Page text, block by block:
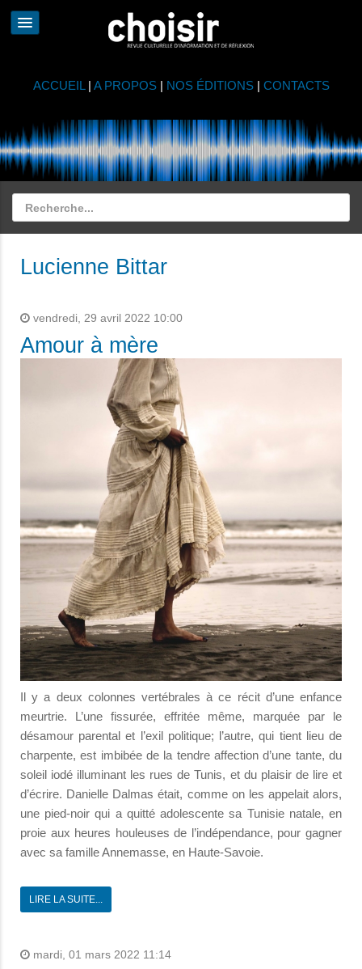
ACCUEIL | A PROPOS| NOS ÉDITIONS| CONTACTS
Lucienne Bittar
vendredi, 29 avril 2022 10:00
Amour à mère
Il y a deux colonnes vertébrales à ce récit d’une enfance
meurtrie. L’une fissurée, effritée même, marquée par le
désamour parental et l’exil politique; l’autre, qui tient lieu de
charpente, est imbibée de la tendre affection d’une tante, du
soleil iodé illuminant les rues de Tunis, et du plaisir de lire et
d’écrire. Danielle Dalmas était, comme on les appelait alors,
une pied-noir qui a quitté adolescente sa Tunisie natale, en
proie aux heures houleuses de l’indépendance, pour gagner
avec sa famille Annemasse, en Haute-Savoie.
LIRE LA SUITE...
mardi, 01 mars 2022 11:14